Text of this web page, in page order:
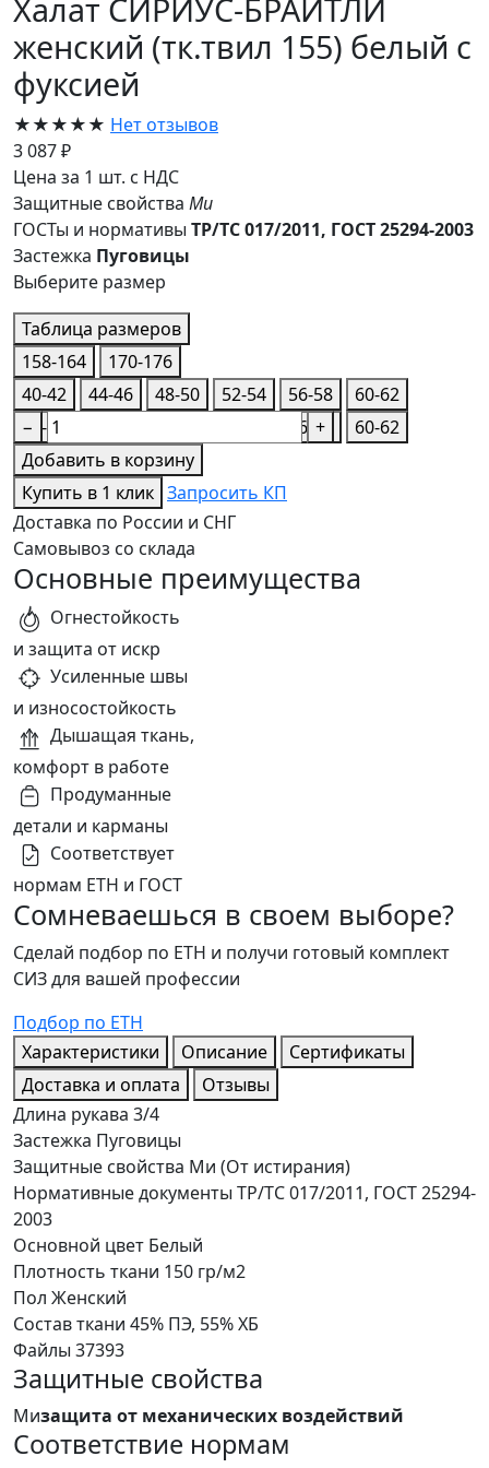
Халат СИРИУС-БРАЙТЛИ
женский (тк.твил 155) белый с
фуксией
★★★★★ Нет отзывов
3 087 ₽
Цена за 1 шт. с НДС
Защитные свойства Ми
ГОСТы и нормативы ТР/ТС 017/2011, ГОСТ 25294-2003
Застежка Пуговицы
Выберите размер
Таблица размеров
158-164
170-176
40-42
44-46 48-50 52-54 56-58
60-62
40-42
56-58 60-62
−
+
Добавить в корзину
Купить в 1 клик Запросить КП
Доставка по России и СНГ
Самовывоз со склада
Основные преимущества
Огнестойкость
и защита от искр
Усиленные швы
и износостойкость
Дышащая ткань,
комфорт в работе
Продуманные
детали и карманы
Соответствует
нормам ЕТН и ГОСТ
Сомневаешься в своем выборе?
Сделай подбор по ЕТН и получи готовый комплект
СИЗ для вашей профессии
Подбор по ЕТН
Характеристики
Описание
Сертификаты
Доставка и оплата
Отзывы
Длина рукава 3/4
Застежка Пуговицы
Защитные свойства Ми (От истирания)
Нормативные документы ТР/ТС 017/2011, ГОСТ 25294-
2003
Основной цвет Белый
Плотность ткани 150 гр/м2
Пол Женский
Состав ткани 45% ПЭ, 55% ХБ
Файлы 37393
Защитные свойства
Мизащита от механических воздействий
Соответствие нормам